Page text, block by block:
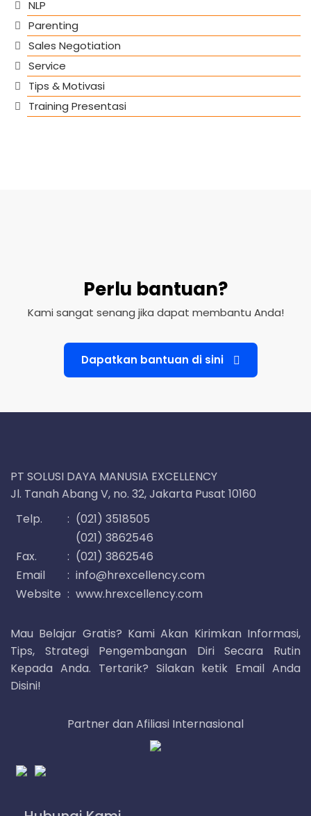
NLP
Parenting
Sales Negotiation
Service
Tips & Motivasi
Training Presentasi
Perlu bantuan?
Kami sangat senang jika dapat membantu Anda!
Dapatkan bantuan di sini
PT SOLUSI DAYA MANUSIA EXCELLENCY
Jl. Tanah Abang V, no. 32, Jakarta Pusat 10160
Telp.
: (021) 3518505
(021) 3862546
Fax.
: (021) 3862546
Email
: info@hrexcellency.com
Website : www.hrexcellency.com
Mau Belajar Gratis? Kami Akan Kirimkan Informasi,
Tips, Strategi Pengembangan Diri Secara Rutin
Kepada Anda. Tertarik? Silakan ketik Email Anda
Disini!
Partner dan Afiliasi Internasional